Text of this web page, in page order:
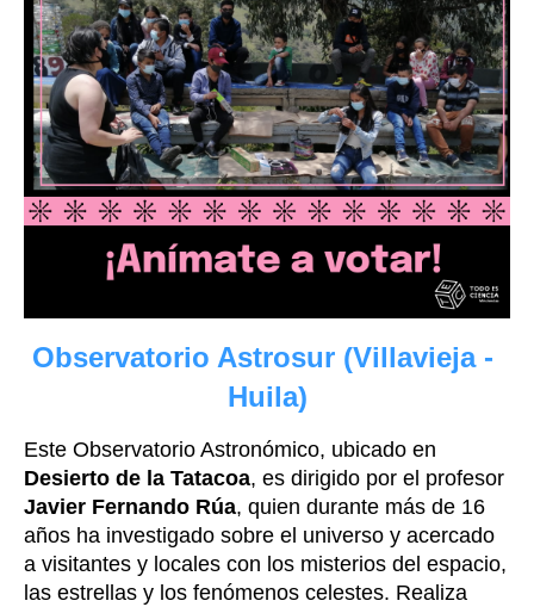
Observatorio Astrosur (Villavieja -
Huila)
Desierto de la Tatacoa
Javier Fernando Rúa, quien durante más de 16
años ha investigado sobre el universo y acercado
a visitantes y locales con los misterios del espacio,
las estrellas y los fenómenos celestes. Realiza